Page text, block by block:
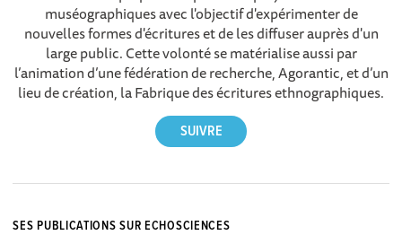
muséographiques avec l'objectif d'expérimenter de
nouvelles formes d'écritures et de les diffuser auprès d'un
large public. Cette volonté se matérialise aussi par
l’animation d’une fédération de recherche, Agorantic, et d’un
lieu de création, la Fabrique des écritures ethnographiques.
SES PUBLICATIONS SUR ECHOSCIENCES